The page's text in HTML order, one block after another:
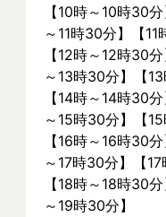
【10時～10時30
～11時30分】【11
【12時～12時30
～13時30分】【13
【14時～14時30
～15時30分】【15
【16時～16時30
～17時30分】【17
【18時～18時30
～19時30分】